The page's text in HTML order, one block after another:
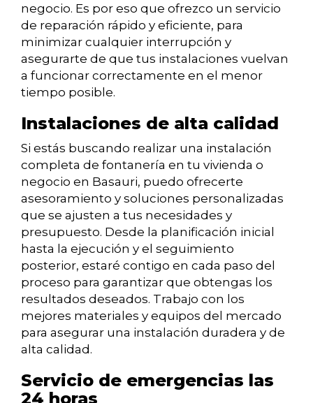
negocio. Es por eso que ofrezco un servicio
de reparación rápido y eficiente, para
minimizar cualquier interrupción y
asegurarte de que tus instalaciones vuelvan
a funcionar correctamente en el menor
tiempo posible.
Instalaciones de alta calidad
Si estás buscando realizar una instalación
completa de fontanería en tu vivienda o
negocio en Basauri, puedo ofrecerte
asesoramiento y soluciones personalizadas
que se ajusten a tus necesidades y
presupuesto. Desde la planificación inicial
hasta la ejecución y el seguimiento
posterior, estaré contigo en cada paso del
proceso para garantizar que obtengas los
resultados deseados. Trabajo con los
mejores materiales y equipos del mercado
para asegurar una instalación duradera y de
alta calidad.
Servicio de emergencias las
24 horas